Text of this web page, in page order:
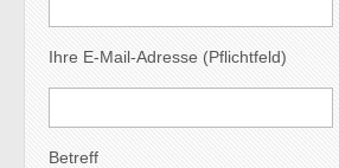
Ihre E-Mail-Adresse (Pflichtfeld)
Betreff